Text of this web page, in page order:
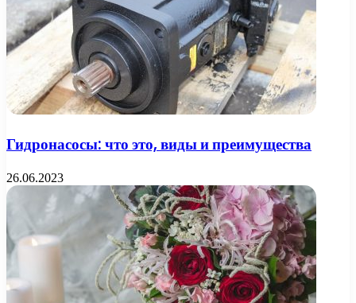
Гидронасосы: что это, виды и преимущества
26.06.2023